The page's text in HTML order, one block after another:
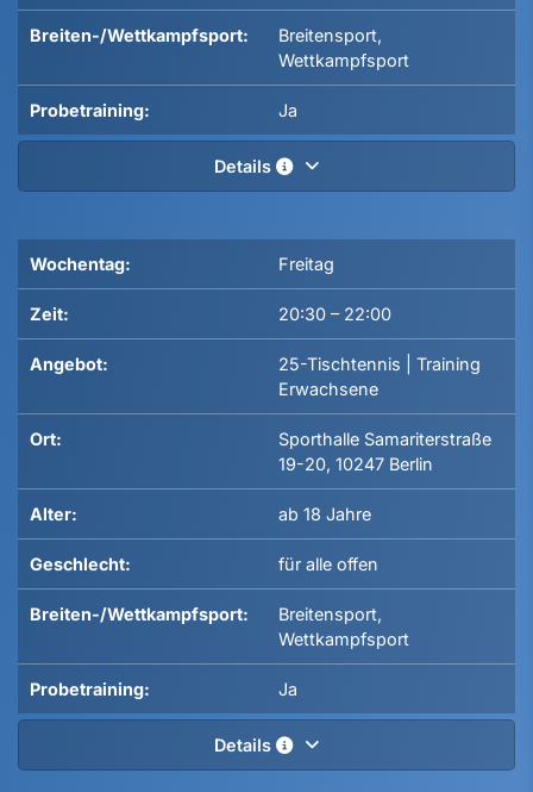
Breiten-/Wettkampfsport:
Breitensport,
Wettkampfsport
Probetraining: Ja
Details
Wochentag: Freitag
Zeit: 20:30 – 22:00
Angebot:
25-Tischtennis | Training
Erwachsene
Ort:
Sporthalle Samariterstraße
19-20, 10247 Berlin
Alter: ab 18 Jahre
Geschlecht: für alle offen
Breiten-/Wettkampfsport:
Breitensport,
Wettkampfsport
Probetraining: Ja
Details